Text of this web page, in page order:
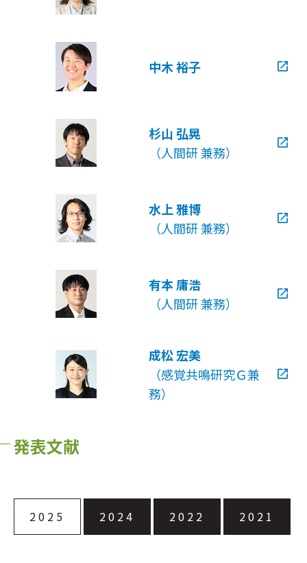
中木 裕子
杉山 弘晃
（人間研 兼務）
水上 雅博
（人間研 兼務）
有本 庸浩
（人間研 兼務）
成松 宏美
（感覚共鳴研究Ｇ兼
務）
発表文献
2025 2024 2022 2021